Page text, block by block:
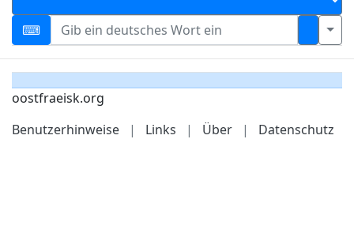
oostfraeisk.org
Benutzerhinweise
| Links | Über | Datenschutz